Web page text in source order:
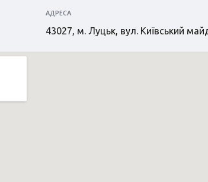
АДРЕСА
43027, м. Луцьк, вул. Київський